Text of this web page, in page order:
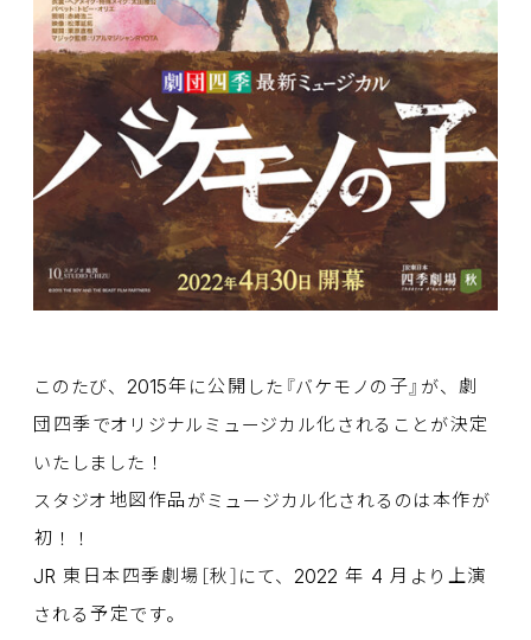
このたび、 2015年 に公開 した『バケモノの 子 』が、 劇
団四季でオリジナルミュージカル化 されることが決定
いたしました！
スタジオ 地図作品 がミュージカル化されるのは 本作が
初 ！！
JR 東日本四季劇場 ［秋］にて、 2022 年 4 月 より 上演
される 予定です。